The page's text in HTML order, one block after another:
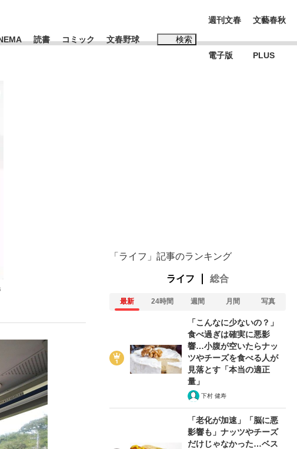
れているのが悲しい」『北の国から』倉本聰氏（91...
読書 コミック 文春野球 検索
田有紀
週刊文春
電子版
文藝春秋
PLUS
「ライフ」記事のランキング
ライフ 総合
最新 24時間 週間 月間 写真
「こんなに少ないの？」
食べ過ぎは確実に悪影
響…小腹が空いたらナッ
ツやチーズを食べる人が
見落とす「本当の適正
量」
下村 健寿
「老化が加速」「脳に悪
影響も」ナッツやチーズ
だけじゃなかった…ベス